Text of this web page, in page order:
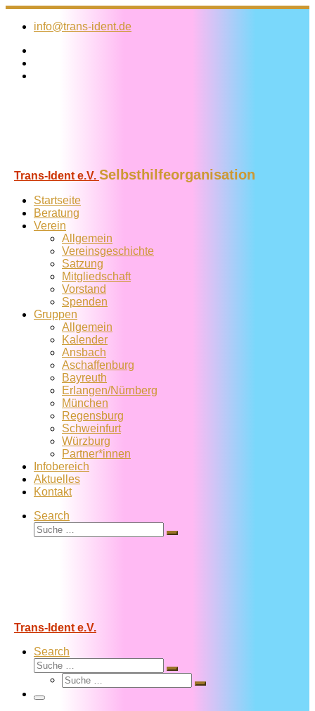
Zum
Inhalt
info@trans-ident.de
Trans-Ident e.V. Selbsthilfeorganisation
Startseite
Beratung
Verein
Allgemein
Vereins­geschichte
Satzung
Mitglied­schaft
Vorstand
Spenden
Gruppen
Allgemein
Kalender
Ansbach
Aschaffenburg
Bayreuth
Erlangen/Nürnberg
München
Regensburg
Schweinfurt
Würzburg
Partner*innen
Infobereich
Aktuelles
Kontakt
Search
Suche
Suche
Trans-Ident e.V.
Search
Suche
Suche
Suche
Suche
Menü